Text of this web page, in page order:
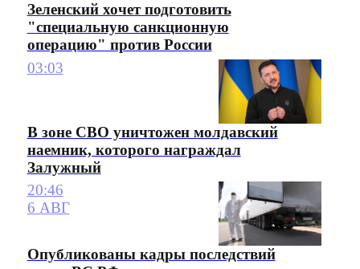
Зеленский хочет подготовить
"специальную санкционную
операцию" против России
03:03
В зоне СВО уничтожен молдавский
наемник, которого награждал
Залужный
20:46
6 АВГ
Опубликованы кадры последствий